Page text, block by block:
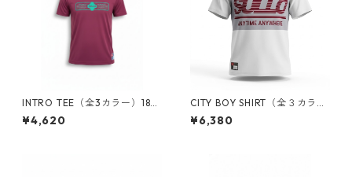
INTRO TEE（全3カラー）183
0101001
¥4,620
CITY BOY SHIRT（全３カラ
ー）1830101007
¥6,380